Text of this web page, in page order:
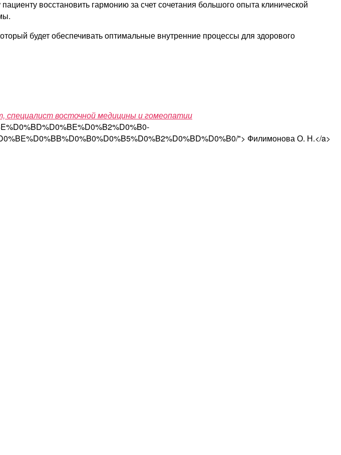
восстановить гармонию за счет сочетания большого опыта клинической
будет обеспечивать оптимальные внутренние процессы для здорового
специалист восточной медицины и гомеопатии